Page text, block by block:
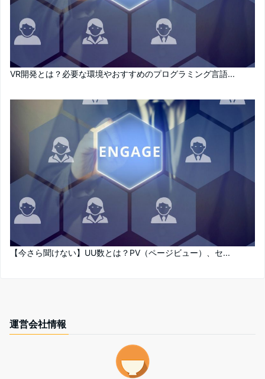
VR開発とは？必要な環境やおすすめのプログラミング言語...
【今さら聞けない】UU数とは？PV（ページビュー）、セ...
運営会社情報